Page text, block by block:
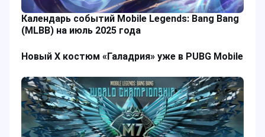
Календарь событий Mobile Legends: Bang Bang
(MLBB) на июль 2025 года
Новый Х костюм «Галадрия» уже в PUBG Mobile